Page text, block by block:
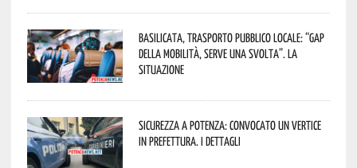
Basilicata, trasporto pubblico locale: “Gap
della mobilità, serve una svolta”. La
situazione
Sicurezza a Potenza: convocato un vertice
in Prefettura. I dettagli